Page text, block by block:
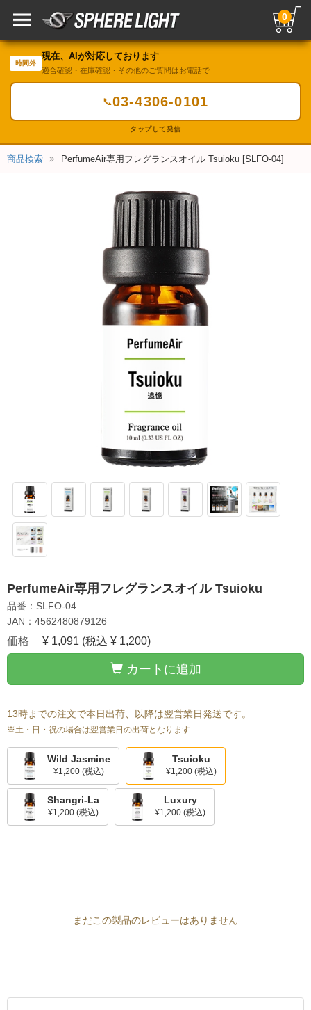
0
時間外
現在、AIが対応しております
適合確認・在庫確認・その他のご質問はお電話で
📞03-4306-0101
タップして発信
商品検索 PerfumeAir専用フレグランスオイル Tsuioku [SLFO-04]
PerfumeAir専用フレグランスオイル Tsuioku
品番：SLFO-04
JAN：4562480879126
価格 ¥ 1,091 (税込 ¥ 1,200)
カートに追加
13時までの注文で本日出荷、以降は翌営業日発送です。
※土・日・祝の場合は翌営業日の出荷となります
Wild Jasmine
¥1,200 (税込)
Tsuioku
¥1,200 (税込)
Shangri-La
¥1,200 (税込)
Luxury
¥1,200 (税込)
まだこの製品のレビューはありません